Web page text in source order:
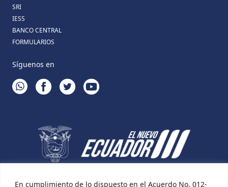
En cumplimiento de lo dispuesto en el Acuerdo No. 012-
SRI
IESS
BANCO CENTRAL
FORMULARIOS
Síguenos en
WHATSAPPFACEBOOKTWITTERYOUTUBE